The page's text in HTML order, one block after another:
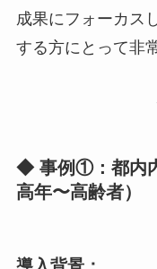
成果にフォーカス
する方にとって非
◆ 事例①：都内
高年〜高齢者）